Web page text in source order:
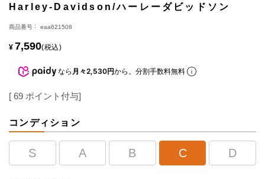
Harley-Davidson/ハーレーダビッドソン
商品番号 eaa621508
¥ 7,590 税込
なら 月々2,530円から。分割手数料無料
[ 69 ポイント付与]
コンディション
S A B C D